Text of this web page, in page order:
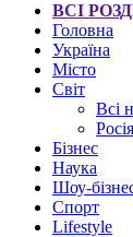
ВСІ
Головна
Україна
Місто
Світ
Всі
Росія
Бізнес
Наука
Шоу-
Спорт
Lifestyle